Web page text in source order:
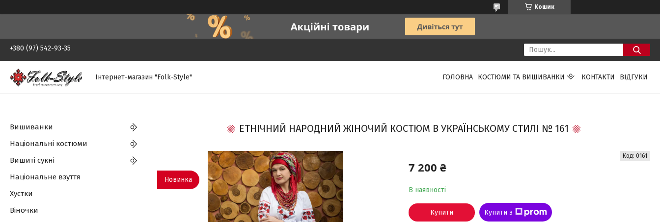
Кошик
+380 (97) 542-93-35
Інтернет-магазин "Folk-Style" ГОЛОВНА КОСТЮМИ ТА ВИШИВАНКИ КОНТАКТИ ВІДГУКИ
ЕТНІЧНИЙ НАРОДНИЙ ЖІНОЧИЙ КОСТЮМ В УКРАЇНСЬКОМУ СТИЛІ № 161
Новинка
7 200 ₴
В наявності
Код: 0161
Купити Купити з
Вишиванки
Національні костюми
Вишиті сукні
Національне взуття
Хустки
Віночки